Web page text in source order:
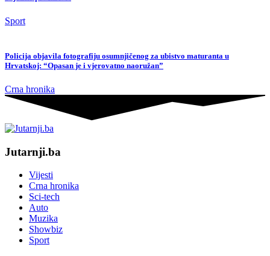
Sport
Policija objavila fotografiju osumnjičenog za ubistvo maturanta u
Hrvatskoj: “Opasan je i vjerovatno naoružan”
Crna hronika
Jutarnji.ba
Vijesti
Crna hronika
Sci-tech
Auto
Muzika
Showbiz
Sport